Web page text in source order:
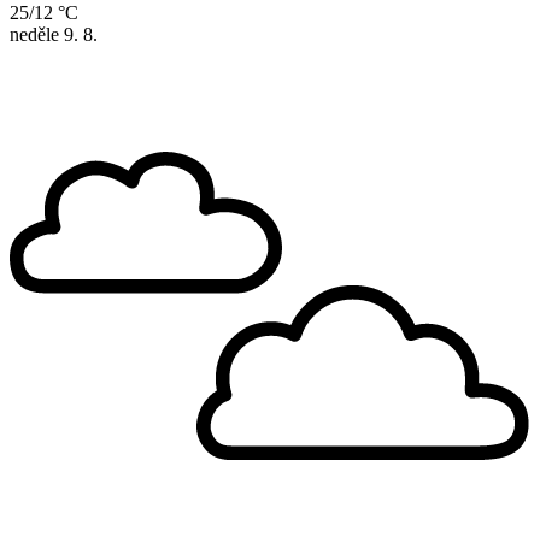
25/12 °C
neděle 9. 8.